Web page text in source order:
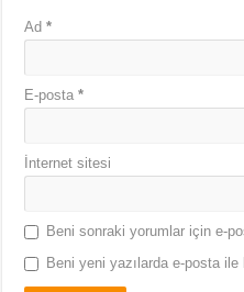
Ad*
E-posta*
İnternet sitesi
Beni sonraki yorumlar için e-
Beni yeni yazılarda e-posta ile